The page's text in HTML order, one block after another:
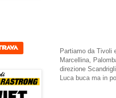
Partiamo da Tivoli
Marcellina,
direzione
Luca buca ma in